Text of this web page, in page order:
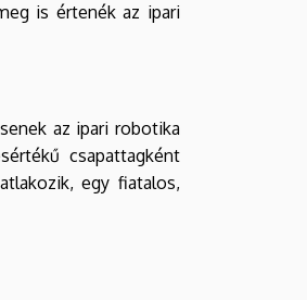
is értenék az ipari
az ipari robotika
csapattagként
egy fiatalos,